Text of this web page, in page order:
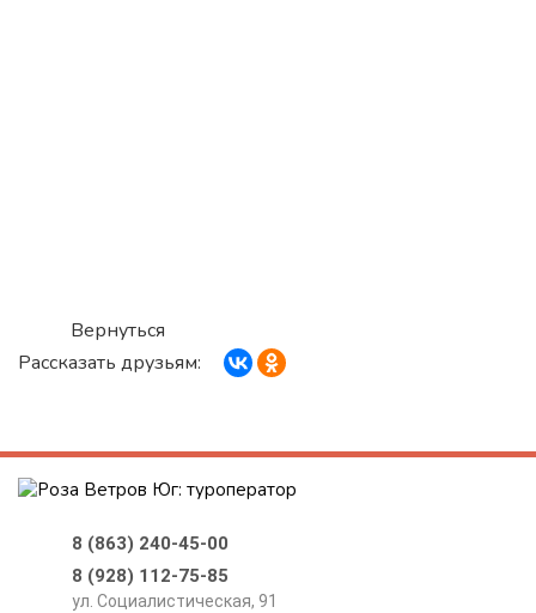
Вернуться
Рассказать друзьям:
8 (863) 240-45-00
8 (928) 112-75-85
ул. Социалистическая, 91